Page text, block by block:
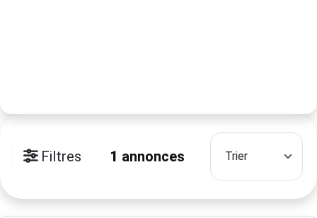
Filtres 1 annonces